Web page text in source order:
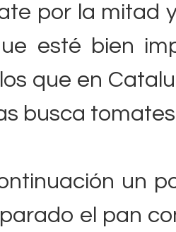
por la mitad
esté bien
que en
busca
un
el pan